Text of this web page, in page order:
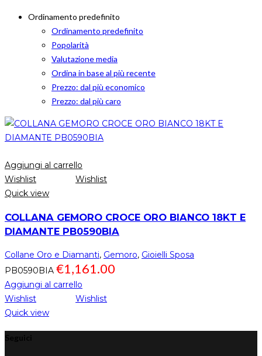
Ordinamento predefinito
Ordinamento predefinito
Popolarità
Valutazione media
Ordina in base al più recente
Prezzo: dal più economico
Prezzo: dal più caro
Aggiungi al carrello
Wishlist
Wishlist
Quick view
COLLANA GEMORO CROCE ORO BIANCO 18KT E
DIAMANTE PB0590BIA
Collane Oro e Diamanti, Gemoro, Gioielli Sposa
PB0590BIA €1,161.00
Aggiungi al carrello
Wishlist
Wishlist
Quick view